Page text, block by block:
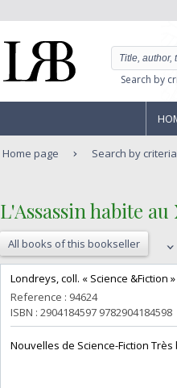
Search by
Home page Search by criteria
‎L'Assassin habite au
All books of this bookseller
‎Londreys, coll. « Science &Fiction
Reference : 94624
ISBN : 2904184597 9782904184598
‎Nouvelles de Science-Fiction Très